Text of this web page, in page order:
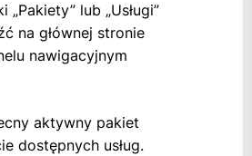
„Pakiety” lub „Usługi”
na głównej stronie
nawigacyjnym
aktywny pakiet
dostępnych usług.